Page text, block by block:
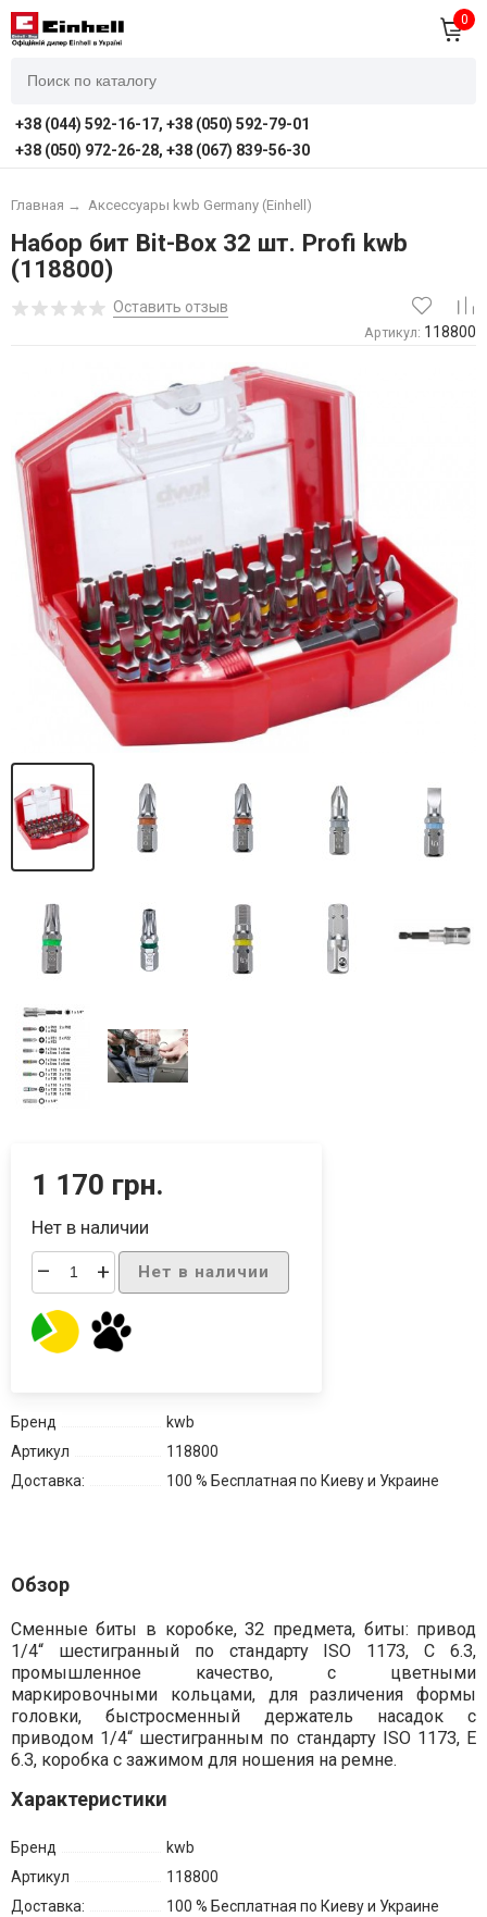
0
+38 (044) 592-16-17, +38 (050) 592-79-01
+38 (050) 972-26-28, +38 (067) 839-56-30
Главная → Аксессуары kwb Germany (Einhell)
Набор бит Bit-Box 32 шт. Profi kwb
(118800)
Оставить отзыв
Артикул: 118800
1 170 грн.
Нет в наличии
– + Нет в наличии
Бренд
kwb
Артикул
118800
Доставка:
100 % Бесплатная по Киеву и Украине
Обзор
Сменные биты в коробке, 32 предмета, биты: привод
1/4“ шестигранный по стандарту ISO 1173, C 6.3,
промышленное качество, с цветными
маркировочными кольцами, для различения формы
головки, быстросменный держатель насадок с
приводом 1/4“ шестигранным по стандарту ISO 1173, E
6.3, коробка с зажимом для ношения на ремне.
Характеристики
Бренд
kwb
Артикул
118800
Доставка:
100 % Бесплатная по Киеву и Украине